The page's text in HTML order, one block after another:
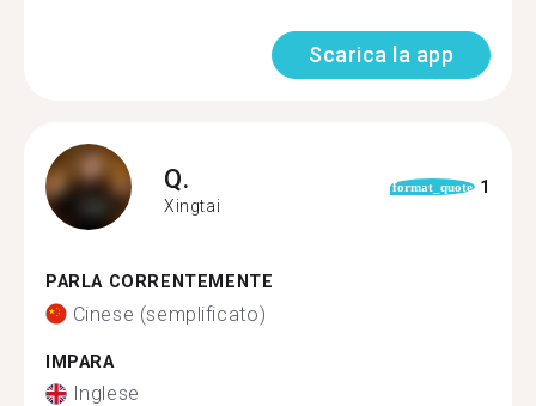
Scarica la app
Q.
Xingtai
format_quote 1
PARLA CORRENTEMENTE
Cinese (semplificato)
IMPARA
Inglese